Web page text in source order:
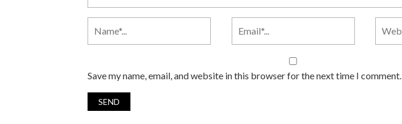
Save my name, email, and website in this browser for the next time I comment.